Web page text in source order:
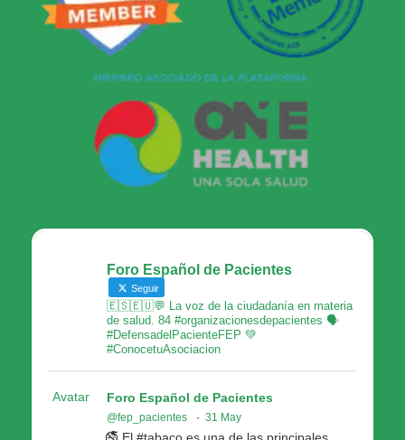
Foro Español de Pacientes
Seguir
🇪🇸🇪🇺💬 La voz de la ciudadanía en materia
de salud. 84 #organizacionesdepacientes 🗣
#DefensadelPacienteFEP 💚
#ConocetuAsociacion
Avatar Foro Español de Pacientes
@fep_pacientes · 31 May